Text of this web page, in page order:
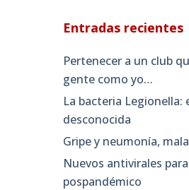
Entradas recientes
Pertenecer a un club
gente como yo…
La bacteria Legionella:
desconocida
Gripe y neumonía,
Nuevos antivirales
pospandémico